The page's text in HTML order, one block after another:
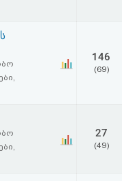
146
(69)
27
(49)